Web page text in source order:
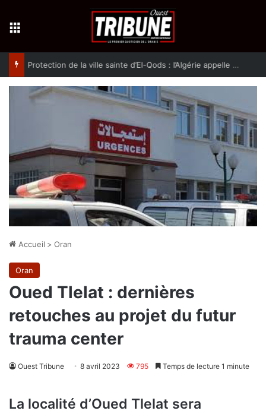
Protection de la ville sainte d’El-Qods : l’Algérie appelle à une action collective
Accueil > Oran
Oran
Oued Tlelat : dernières
retouches au projet du futur
trauma center
Ouest Tribune 8 avril 2023 795 Temps de lecture 1 minute
La localité d’Oued Tlelat sera